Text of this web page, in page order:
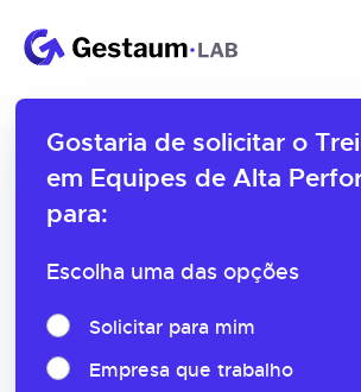
Gostaria de solicitar o
em Equipes de Alta
para:
Escolha uma das opções
Solicitar para mim
Empresa que trabalho